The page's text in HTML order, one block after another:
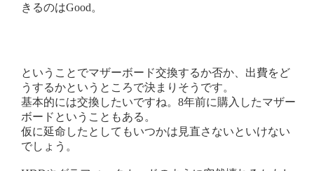
きるのはGood。
ということでマザーボード交換するか否か、出費をど
うするかというところで決まりそうです。
基本的には交換したいですね。8年前に購入したマザー
ボードということもある。
仮に延命したとしてもいつかは見直さないといけない
でしょう。